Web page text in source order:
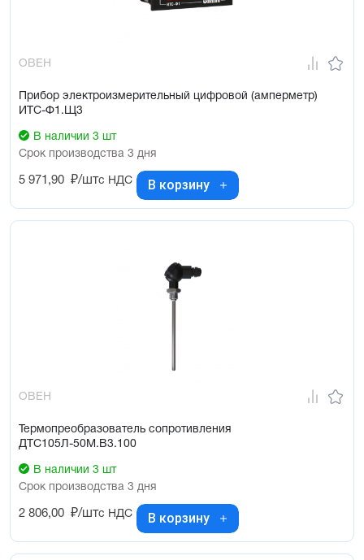
ОВЕН
Прибор электроизмерительный цифровой (амперметр)
ИТС-Ф1.Щ3
В наличии 3 шт
Срок производства 3 дня
5 971,90 ₽/штс НДС В корзину
ОВЕН
Термопреобразователь сопротивления
ДТС105Л-50М.В3.100
В наличии 3 шт
Срок производства 3 дня
2 806,00 ₽/штс НДС В корзину